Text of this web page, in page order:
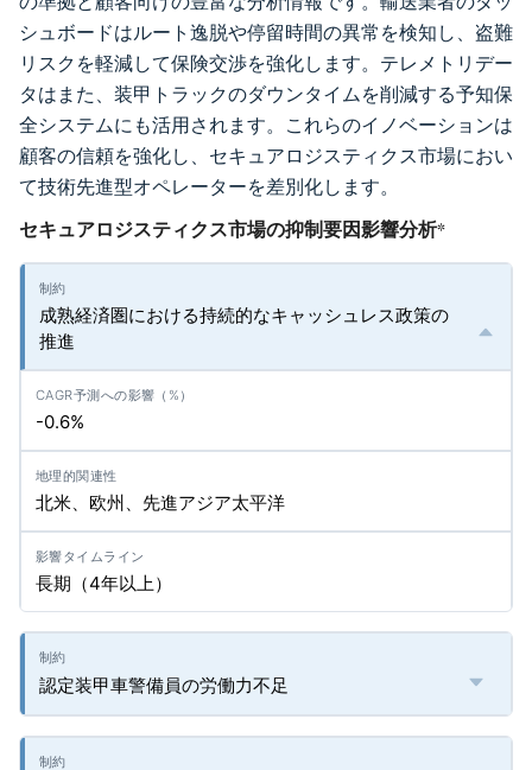
シュボードはルート逸脱や停留時間の異常を検知し、盗難
リスクを軽減して保険交渉を強化します。テレメトリデー
タはまた、装甲トラックのダウンタイムを削減する予知保
全システムにも活用されます。これらのイノベーションは
顧客の信頼を強化し、セキュアロジスティクス市場におい
て技術先進型オペレーターを差別化します。
セキュアロジスティクス市場の抑制要因影響分析*
成熟経済圏における持続的なキャッシュレス政策の
推進
-0.6%
北米、欧州、先進アジア太平洋
長期（4年以上）
認定装甲車警備員の労働力不足